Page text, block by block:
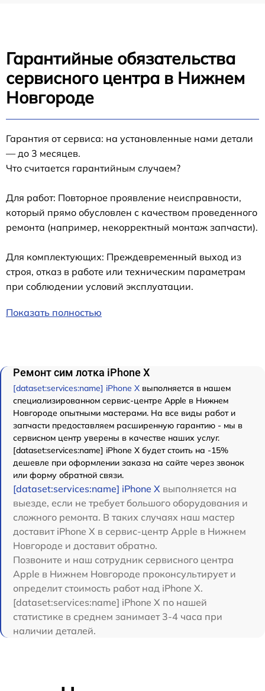
Гарантийные обязательства
сервисного центра в Нижнем
Новгороде
Гарантия от сервиса: на установленные нами детали
— до 3 месяцев.
Что считается гарантийным случаем?
Для работ: Повторное проявление неисправности,
который прямо обусловлен с качеством проведенного
ремонта (например, некорректный монтаж запчасти).
Для комплектующих: Преждевременный выход из
строя, отказ в работе или техническим параметрам
при соблюдении условий эксплуатации.
Показать полностью
Ремонт сим лотка iPhone X
[dataset:services:name] iPhone X выполняется в нашем
специализированном сервис-центре Apple в Нижнем
Новгороде опытными мастерами. На все виды работ и
запчасти предоставляем расширенную гарантию - мы в
сервисном центр уверены в качестве наших услуг.
[dataset:services:name] iPhone X будет стоить на -15%
дешевле при оформлении заказа на сайте через звонок
или форму обратной связи.
[dataset:services:name] iPhone X выполняется на
выезде, если не требует большого оборудования и
сложного ремонта. В таких случаях наш мастер
доставит iPhone X в сервис-центр Apple в Нижнем
Новгороде и доставит обратно.
Позвоните и наш сотрудник сервисного центра
Apple в Нижнем Новгороде проконсультирует и
определит стоимость работ над iPhone X.
[dataset:services:name] iPhone X по нашей
статистике в среднем занимает 3-4 часа при
наличии деталей.